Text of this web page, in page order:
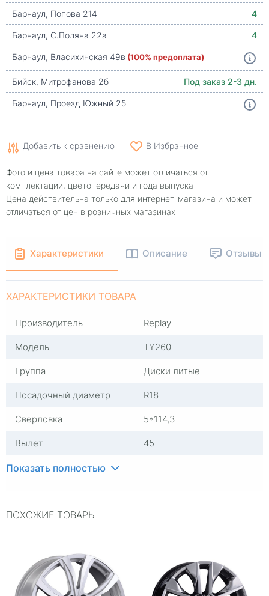
Барнаул, Попова 214
4
Барнаул, С.Поляна 22а
4
Барнаул, Власихинская 49в (100% предоплата)
Бийск, Митрофанова 2б
Под заказ 2-3 дн.
Барнаул, Проезд Южный 25
Добавить к сравнению В Избранное
Фото и цена товара на сайте может отличаться от
комплектации, цветопередачи и года выпуска
Цена действительна только для интернет-магазина и может
отличаться от цен в розничных магазинах
Характеристики Описание Отзывы
ХАРАКТЕРИСТИКИ ТОВАРА
Производитель
Replay
Модель
TY260
Группа
Диски литые
Посадочный диаметр
R18
Сверловка
5*114,3
Вылет
45
ЦО
Применяемость
Гарантия
Цвет
Серый с полировкой
Показать полностью
ПОХОЖИЕ ТОВАРЫ